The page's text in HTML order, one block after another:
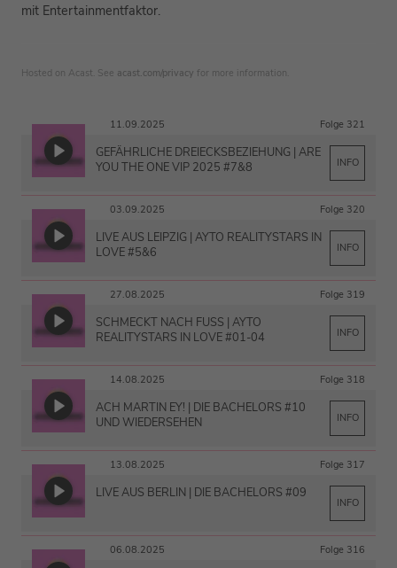
mit Entertainmentfaktor.
Hosted on Acast. See acast.com/privacy for more information.
11.09.2025 Folge 321
GEFÄHRLICHE DREIECKSBEZIEHUNG | ARE
YOU THE ONE VIP 2025 #7&8
INFO
03.09.2025 Folge 320
LIVE AUS LEIPZIG | AYTO REALITYSTARS IN
LOVE #5&6
INFO
27.08.2025 Folge 319
SCHMECKT NACH FUSS | AYTO R
EALITYSTARS IN LOVE #01-04
INFO
14.08.2025 Folge 318
ACH MARTIN EY! | DIE BACHELORS #10
UND WIEDERSEHEN
INFO
13.08.2025 Folge 317
LIVE AUS BERLIN | DIE BACHELORS #09
INFO
06.08.2025 Folge 316